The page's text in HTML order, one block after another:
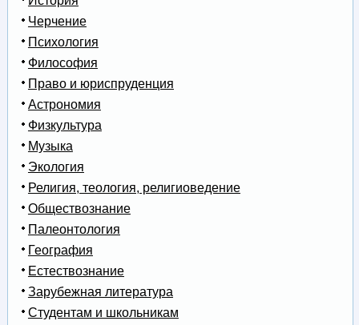
Черчение
Психология
Философия
Право и юриспруденция
Астрономия
Физкультура
Музыка
Экология
Религия, теология, религиоведение
Обществознание
Палеонтология
География
Естествознание
Зарубежная литература
Студентам и школьникам